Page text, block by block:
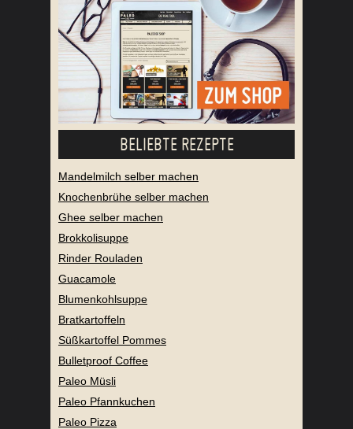
BELIEBTE REZEPTE
Mandelmilch selber machen
Knochenbrühe selber machen
Ghee selber machen
Brokkolisuppe
Rinder Rouladen
Guacamole
Blumenkohlsuppe
Bratkartoffeln
Süßkartoffel Pommes
Bulletproof Coffee
Paleo Müsli
Paleo Pfannkuchen
Paleo Pizza